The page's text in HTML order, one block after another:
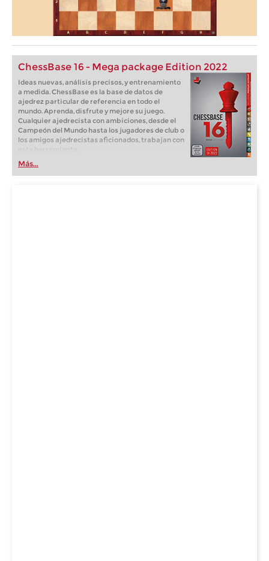
ChessBase 16 - Mega package Edition 2022
Ideas nuevas, análisis precisos, y entrenamiento
a medida. ChessBase es la base de datos de
ajedrez particular de referencia en todo el
mundo. Aprenda, disfrute y mejore su juego.
Cualquier ajedrecista con ambiciones, desde el
Campeón del Mundo hasta los jugadores de club o
los amigos ajedrecistas aficionados, trabajan con
Más...